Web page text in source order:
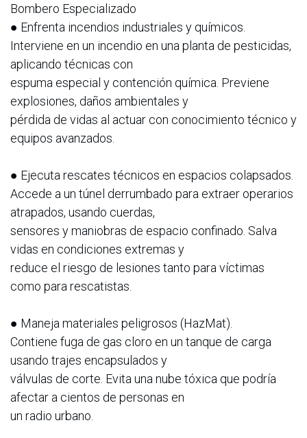
Bombero Especializado
● Enfrenta incendios industriales y químicos.
Interviene en un incendio en una planta de pesticidas,
aplicando técnicas con
espuma especial y contención química. Previene
explosiones, daños ambientales y
pérdida de vidas al actuar con conocimiento técnico y
equipos avanzados.
● Ejecuta rescates técnicos en espacios colapsados.
Accede a un túnel derrumbado para extraer operarios
atrapados, usando cuerdas,
sensores y maniobras de espacio confinado. Salva
vidas en condiciones extremas y
reduce el riesgo de lesiones tanto para víctimas
como para rescatistas.
● Maneja materiales peligrosos (HazMat).
Contiene fuga de gas cloro en un tanque de carga
usando trajes encapsulados y
válvulas de corte. Evita una nube tóxica que podría
afectar a cientos de personas en
un radio urbano.